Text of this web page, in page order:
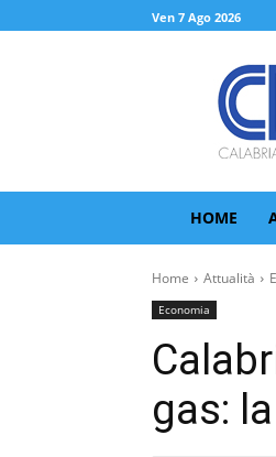
Ven 7 Ago 2026
HOME
Home Attualità
Economia
gas: